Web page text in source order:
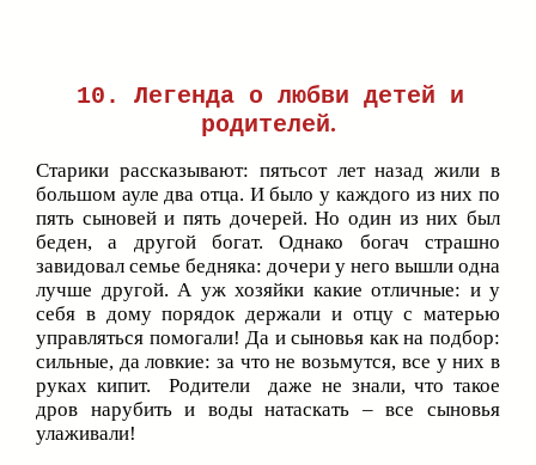
10. Легенда о любви детей и
родителей.
Старики рассказывают: пятьсот лет назад жили в
большом ауле два отца. И было у каждого из них по
пять сыновей и пять дочерей. Но один из них был
беден, а другой богат. Однако богач страшно
завидовал семье бедняка: дочери у него вышли одна
лучше другой. А уж хозяйки какие отличные: и у
себя в дому порядок держали и отцу с матерью
управляться помогали! Да и сыновья как на подбор:
сильные, да ловкие: за что не возьмутся, все у них в
руках кипит. Родители даже не знали, что такое
дров нарубить и воды натаскать – все сыновья
улаживали!